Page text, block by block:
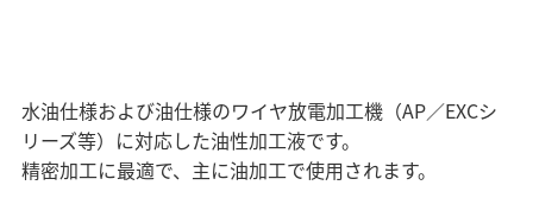
情報メディア
コアテクノロジー
用語集
ステークホルダーエンゲージメント
SDGsへの取り組み
社外イニシアチブとの連携
業績・財務情報
株式・株主情報
個人投資家の皆様へ
ソディックのPURPOSE、MISSION、
VISION、VALUE
水油仕様および油仕様のワイヤ放電加工機（AP／EXCシ
リーズ等）に対応した油性加工液です。
精密加工に最適で、主に油加工で使用されます。